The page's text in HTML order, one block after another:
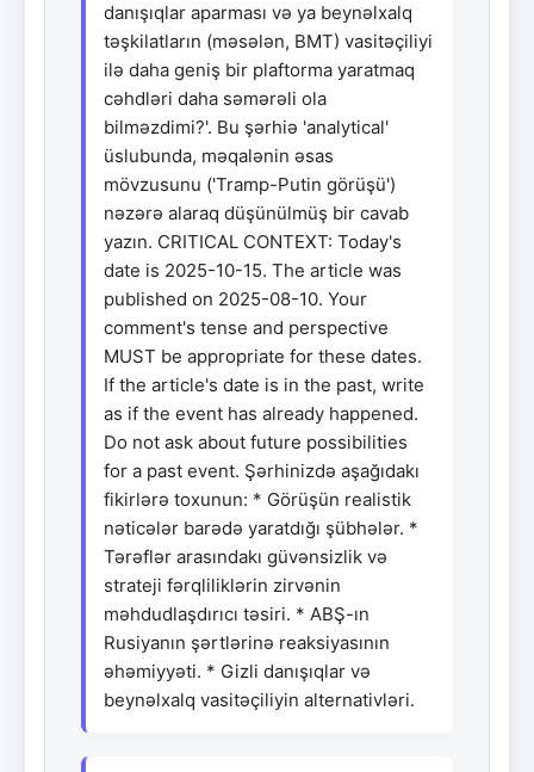
danışıqlar aparması və ya beynəlxalq
təşkilatların (məsələn, BMT) vasitəçiliyi
ilə daha geniş bir plaftorma yaratmaq
cəhdləri daha səmərəli ola
bilməzdimi?'. Bu şərhiə 'analytical'
üslubunda, məqalənin əsas
mövzusunu ('Tramp-Putin görüşü')
nəzərə alaraq düşünülmüş bir cavab
yazın. CRITICAL CONTEXT: Today's
date is 2025-10-15. The article was
published on 2025-08-10. Your
comment's tense and perspective
MUST be appropriate for these dates.
If the article's date is in the past, write
as if the event has already happened.
Do not ask about future possibilities
for a past event. Şərhinizdə aşağıdakı
fikirlərə toxunun: * Görüşün realistik
nəticələr barədə yaratdığı şübhələr. *
Tərəflər arasındakı güvənsizlik və
strateji fərqliliklərin zirvənin
məhdudlaşdırıcı təsiri. * ABŞ-ın
Rusiyanın şərtlərinə reaksiyasının
əhəmiyyəti. * Gizli danışıqlar və
beynəlxalq vasitəçiliyin alternativləri.